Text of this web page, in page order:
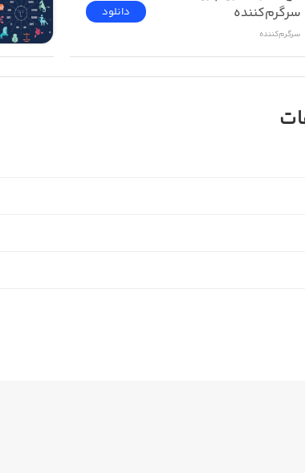
سرگرم‌کننده
سرگرم‌کننده
دانلود